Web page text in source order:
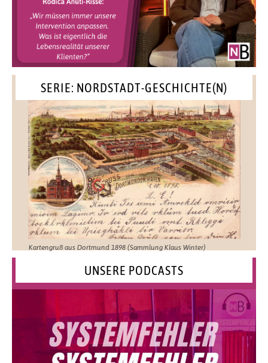
SERIE: NORDSTADT-GESCHICHTE(N)
Kartengruß aus Dortmund 1898 (Sammlung Klaus Winter)
UNSERE PODCASTS